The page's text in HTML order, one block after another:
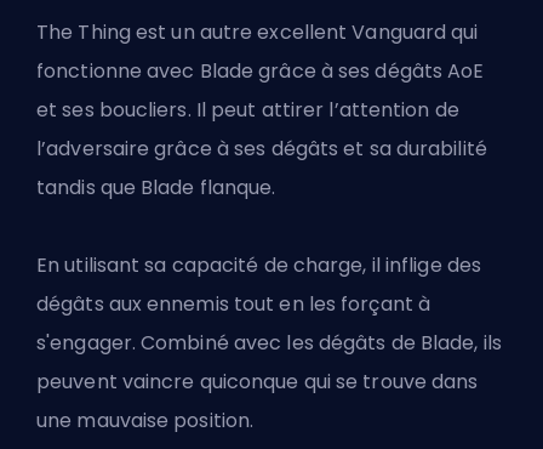
The Thing estun autre excellent Vanguard qui
fonctionne avec Blade grâce à ses dégâts AoE
et ses boucliers. Il peut attirer l’attention de
l’adversaire grâce à ses dégâts et sa durabilité
tandis que Blade flanque.
En utilisant sa capacité de charge, il inflige des
dégâts aux ennemis tout en les forçant à
s'engager. Combiné avec les dégâts de Blade, ils
peuvent vaincre quiconque qui se trouve dans
une mauvaise position.